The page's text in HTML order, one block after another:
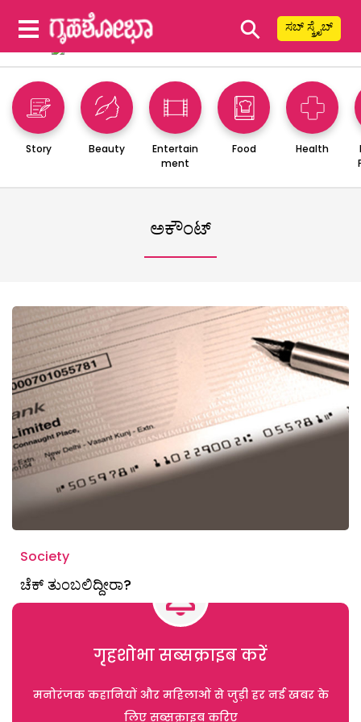
⚲ ಸಬ್ ಸ್ಕ್ರೈಬ್
Story Beauty
Entertain
ment
Food Health
ಅಕೌಂಟ್
Society
ಚೆಕ್ ತುಂಬಲಿದ್ದೀರಾ?
गृहशोभा सब्सक्राइब करें
मनोरंजक कहानियों और महिलाओं से जुड़ी हर नई खबर के
लिए सब्सक्राइब करिए